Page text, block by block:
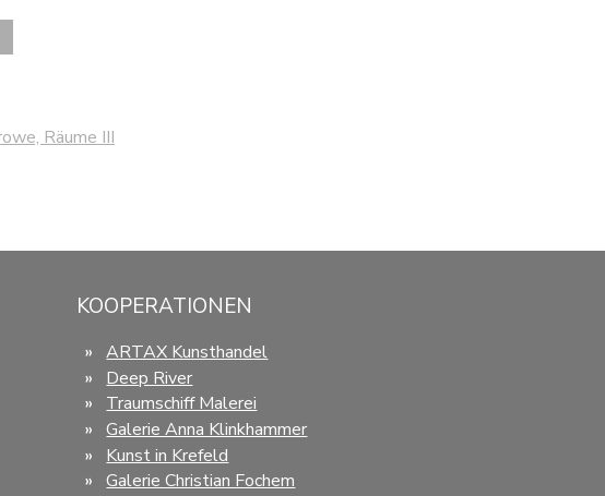
KOOPERATIONEN
ARTAX Kunsthandel
Deep River
Traumschiff Malerei
Galerie Anna Klinkhammer
Kunst in Krefeld
Galerie Christian Fochem